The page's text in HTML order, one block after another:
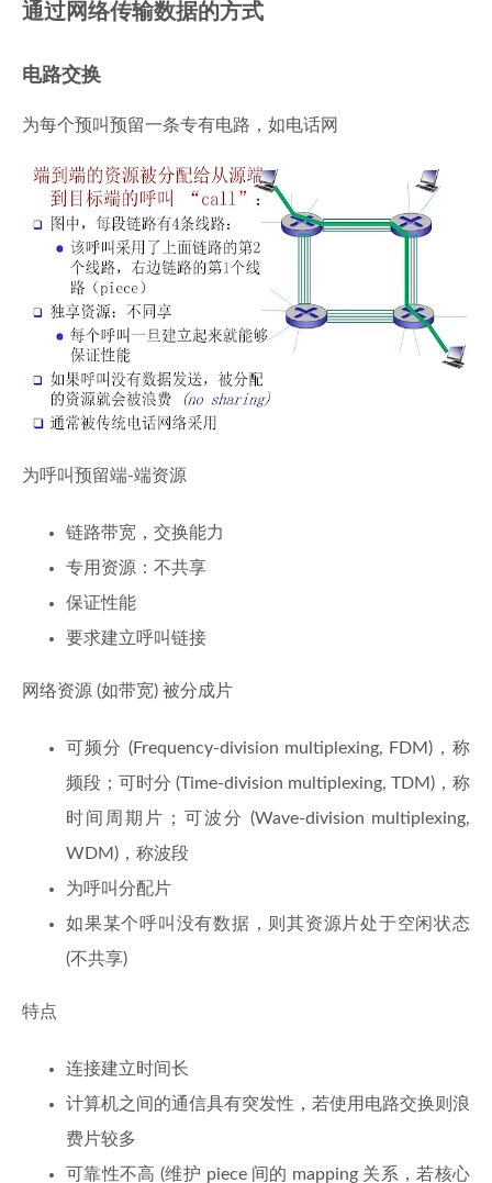
通过网络传输数据的方式
电路交换
为每个预叫预留一条专有电路，如电话网
为呼叫预留端-端资源
链路带宽，交换能力
专用资源：不共享
保证性能
要求建立呼叫链接
网络资源 (如带宽) 被分成片
可频分 (Frequency-division multiplexing, FDM)，称
频段；可时分 (Time-division multiplexing, TDM)，称
时间周期片；可波分 (Wave-division multiplexing,
WDM)，称波段
为呼叫分配片
如果某个呼叫没有数据，则其资源片处于空闲状态
(不共享)
特点
连接建立时间长
计算机之间的通信具有突发性，若使用电路交换则浪
费片较多
可靠性不高 (维护 piece 间的 mapping 关系，若核心